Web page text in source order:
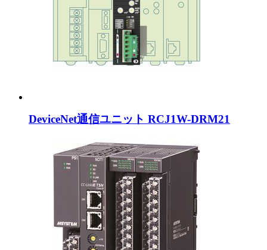
DeviceNet通信ユニット RCJ1W-DRM21